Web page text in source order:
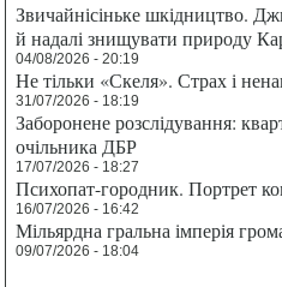
Звичайнісіньке шкідництво.
й надалі знищувати природу
04/08/2026 - 20:19
Не тільки «Скеля». Страх і
31/07/2026 - 18:19
Заборонене розслідування:
очільника ДБР
17/07/2026 - 18:27
Психопат-городник. Портрет
16/07/2026 - 16:42
Мільярдна гральна імперія
09/07/2026 - 18:04